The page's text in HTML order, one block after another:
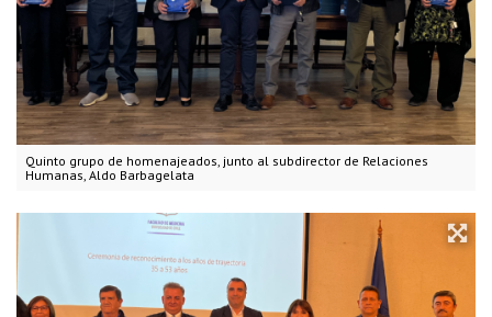
Quinto grupo de homenajeados, junto al subdirector de Relaciones
Humanas, Aldo Barbagelata